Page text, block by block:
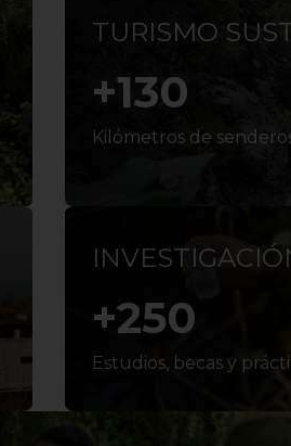
TURISMO
+130
Kilómetros de
+250
Estudios, becas y